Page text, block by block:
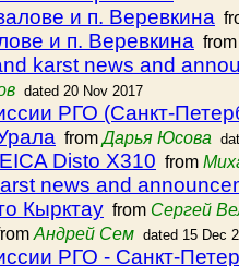
и п. Веревкина
и п. Веревкина from
karst news and
dated 20 Nov 2017
РГО (Санкт-
fromДарья Юсова
Disto X310 from
news and
Кырктау from Сергей
Андрей Сем dated 15 Dec
РГО - Санкт-